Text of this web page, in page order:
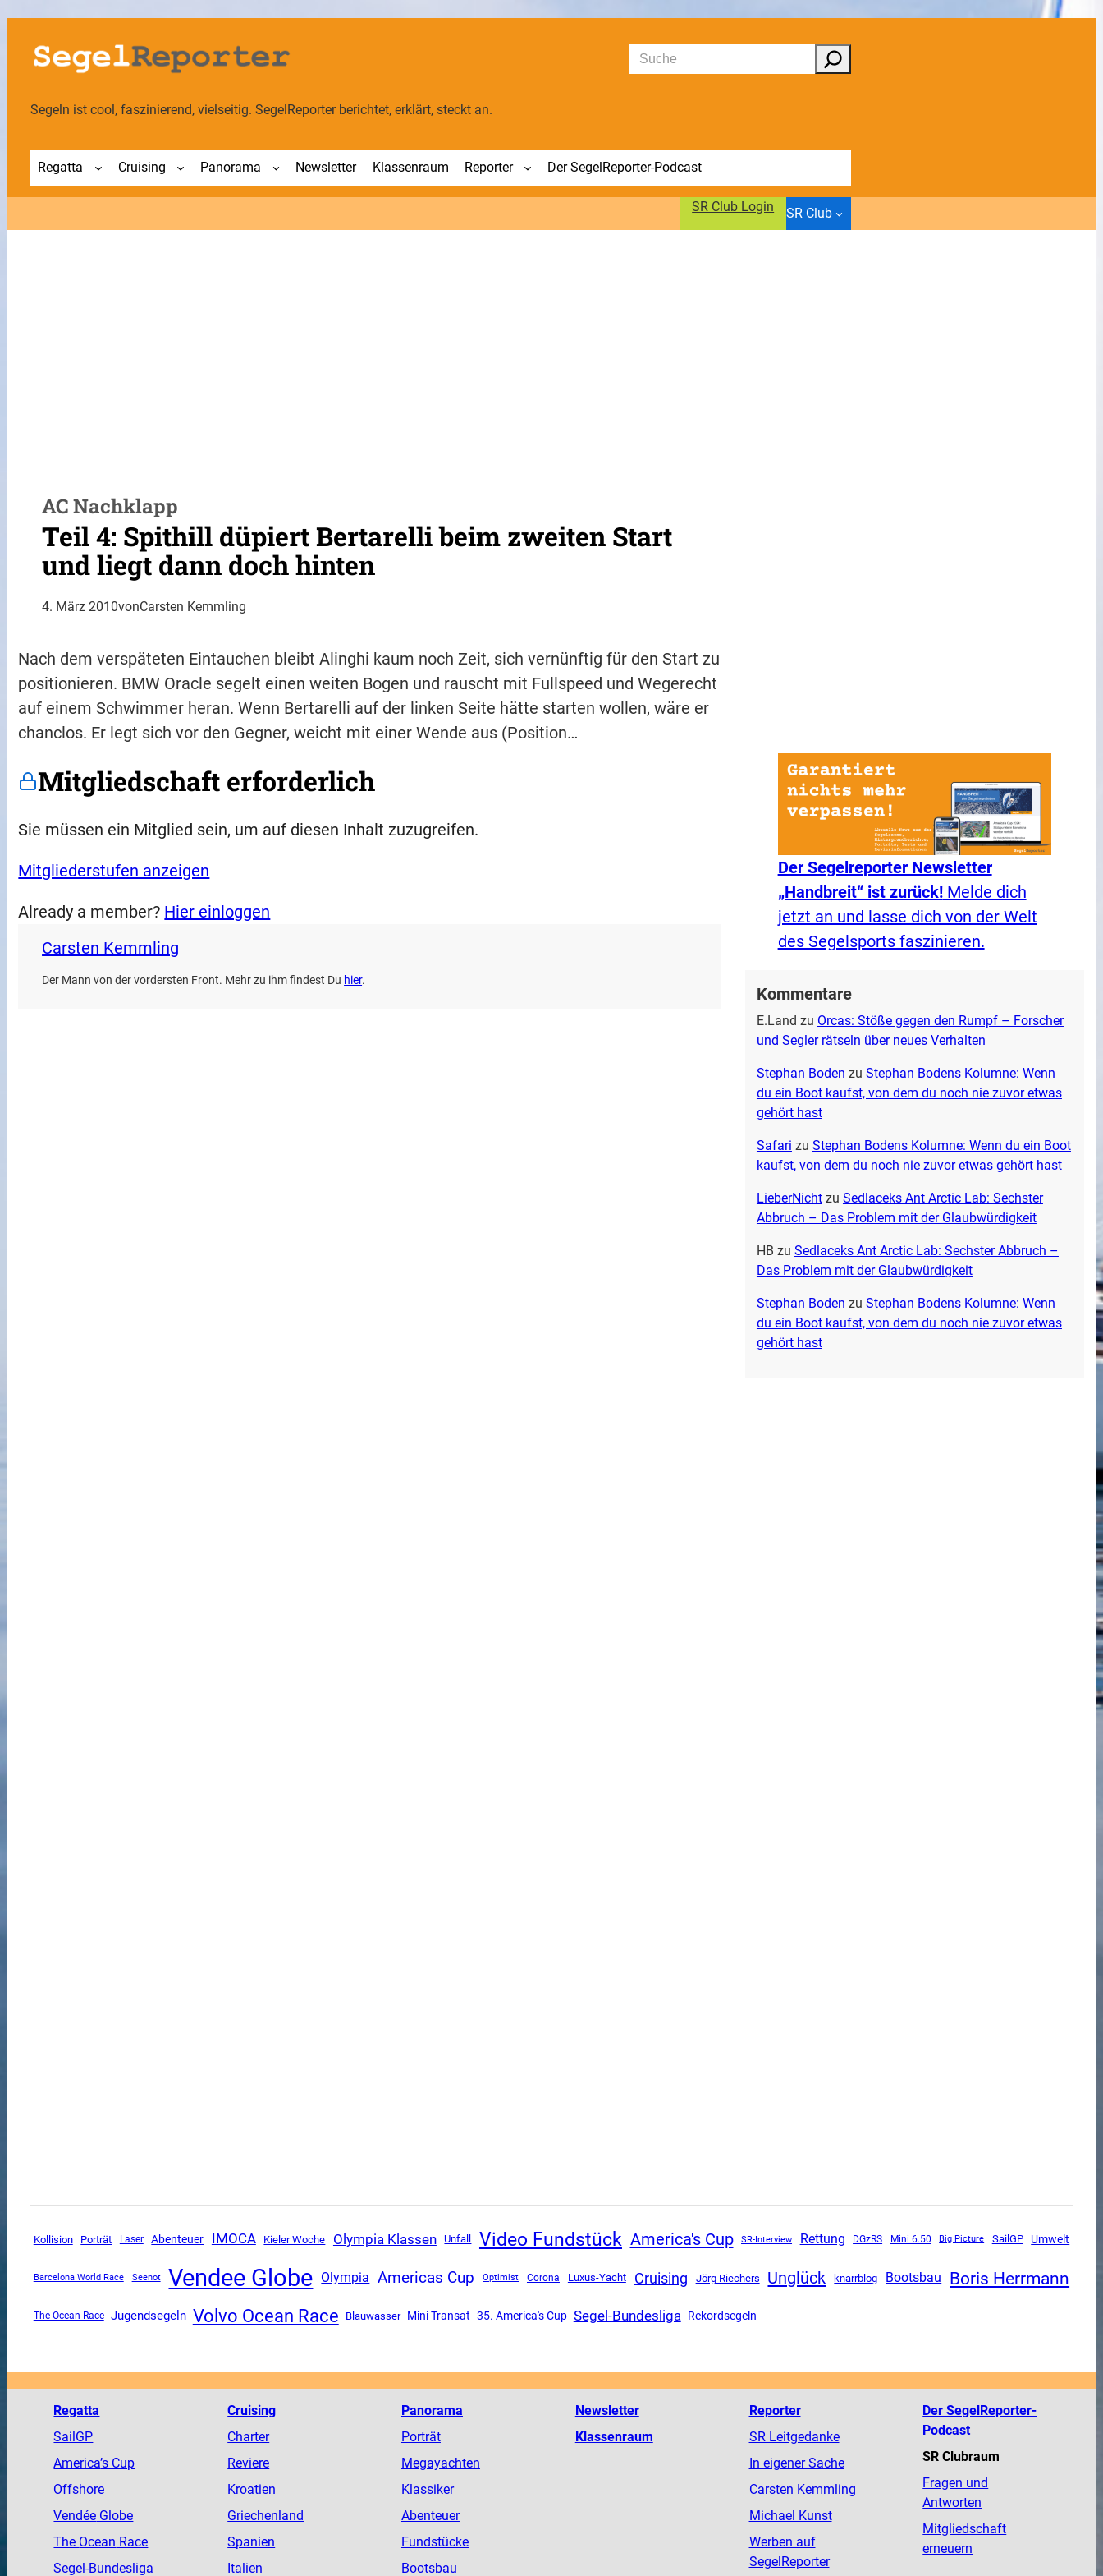
Zum
Inhalt
springen
Suchen
Segeln ist cool, faszinierend, vielseitig. SegelReporter berichtet, erklärt, steckt an.
Regatta Cruising Panorama Newsletter Klassenraum Reporter Der SegelReporter-Podcast
SR Club Login SR Club
AC Nachklapp
Teil 4: Spithill düpiert Bertarelli beim zweiten Start
und liegt dann doch hinten
4. März 2010vonCarsten Kemmling
Nach dem verspäteten Eintauchen bleibt Alinghi kaum noch Zeit, sich vernünftig für den Start zu
positionieren. BMW Oracle segelt einen weiten Bogen und rauscht mit Fullspeed und Wegerecht
auf einem Schwimmer heran. Wenn Bertarelli auf der linken Seite hätte starten wollen, wäre er
chanclos. Er legt sich vor den Gegner, weicht mit einer Wende aus (Position…
Mitgliedschaft erforderlich
Sie müssen ein Mitglied sein, um auf diesen Inhalt zuzugreifen.
Mitgliederstufen anzeigen
Already a member? Hier einloggen
Carsten Kemmling
Der Mann von der vordersten Front. Mehr zu ihm findest Du hier.
Der Segelreporter Newsletter
„Handbreit“ ist zurück!Melde dich
jetzt an und lasse dich von der Welt
des Segelsports faszinieren.
Kommentare
E.Land zu Orcas: Stöße gegen den Rumpf – Forscher
und Segler rätseln über neues Verhalten
Stephan Boden zu Stephan Bodens Kolumne: Wenn
du ein Boot kaufst, von dem du noch nie zuvor etwas
gehört hast
Safari zu Stephan Bodens Kolumne: Wenn du ein Boot
kaufst, von dem du noch nie zuvor etwas gehört hast
LieberNichtzu Sedlaceks Ant Arctic Lab: Sechster
Abbruch – Das Problem mit der Glaubwürdigkeit
HB zu Sedlaceks Ant Arctic Lab: Sechster Abbruch –
Das Problem mit der Glaubwürdigkeit
Stephan Boden zu Stephan Bodens Kolumne: Wenn
du ein Boot kaufst, von dem du noch nie zuvor etwas
gehört hast
Kollision Porträt Laser Abenteuer IMOCA Kieler Woche Olympia Klassen Unfall Video Fundstück America's Cup SR-Interview Rettung DGzRS Mini 6.50 Big Picture SailGP Umwelt
Barcelona World Race Seenot Vendee Globe Olympia Americas Cup Optimist Corona Luxus-Yacht Cruising Jörg Riechers Unglück knarrblog Bootsbau Boris Herrmann
The Ocean Race Jugendsegeln Volvo Ocean Race Blauwasser Mini Transat 35. America's Cup Segel-Bundesliga Rekordsegeln
Regatta
SailGP
America’s Cup
Offshore
Vendée Globe
The Ocean Race
Segel-Bundesliga
Cruising
Charter
Reviere
Kroatien
Griechenland
Spanien
Italien
Panorama
Porträt
Megayachten
Klassiker
Abenteuer
Fundstücke
Bootsbau
Newsletter
Klassenraum
Reporter
SR Leitgedanke
In eigener Sache
Carsten Kemmling
Michael Kunst
Werben auf
SegelReporter
Der SegelReporter-
Podcast
SR Clubraum
Fragen und
Antworten
Mitgliedschaft
erneuern